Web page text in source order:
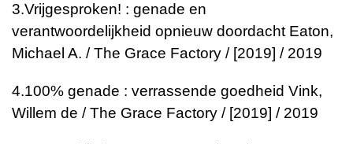
3.Vrijgesproken! : genade en
verantwoordelijkheid opnieuw doordacht Eaton,
Michael A. / The Grace Factory / [2019] / 2019
4.100% genade : verrassende goedheid Vink,
Willem de / The Grace Factory / [2019] / 2019